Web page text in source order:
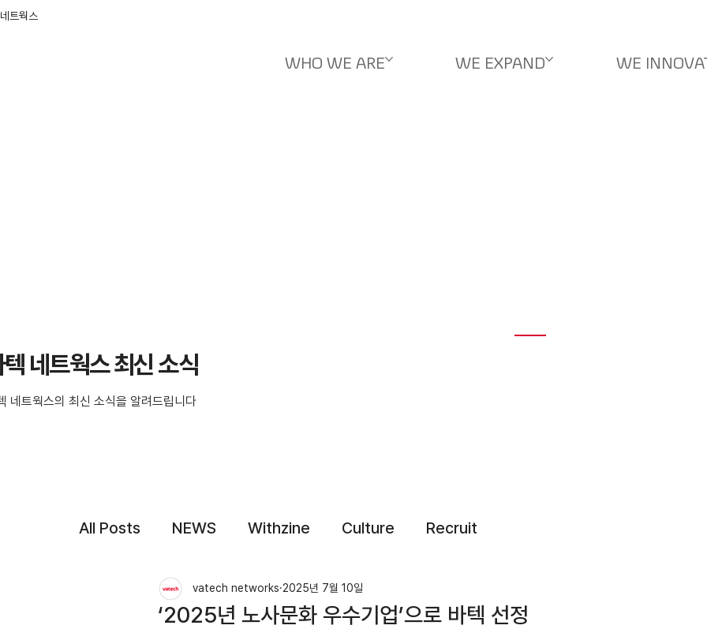
트웍스
WHO WE ARE WE EXPAND WE
네트웍스 최신 소식
네트웍스의 최신 소식을 알려드립니다
All Posts NEWS Withzine Culture Recruit
‘2025년 노사문화 우수기업’으로 바텍 선정
vatech networks 2025년 7월 10일